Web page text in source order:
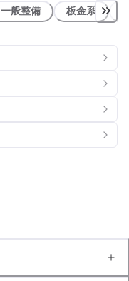
一般整備 板金系